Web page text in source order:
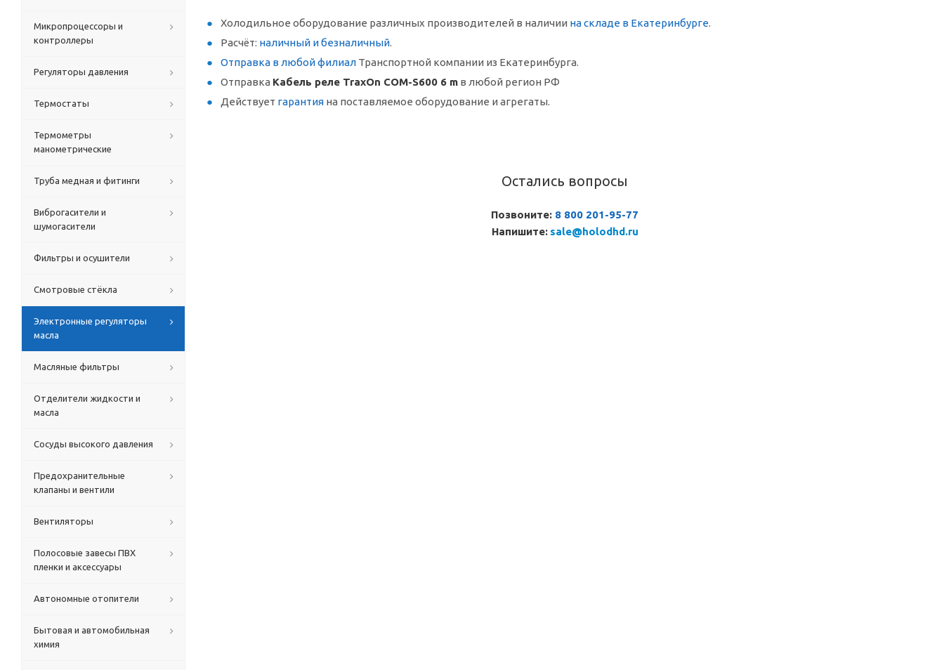
Холодильное оборудование различных производителей в наличии на складе в Екатеринбурге.
Расчёт: наличный и безналичный.
Отправка в любой филиал Транспортной компании из Екатеринбурга.
Отправка Кабель реле TraxOn COM-S600 6 m в любой регион РФ
Действует гарантия на поставляемое оборудование и агрегаты.
Остались вопросы
Позвоните: 8 800 201-95-77
Напишите: sale@holodhd.ru
Микропроцессоры и
контроллеры
Регуляторы давления
Термостаты
Термометры
манометрические
Труба медная и фитинги
Виброгасители и
шумогасители
Фильтры и осушители
Смотровые стёкла
Электронные регуляторы
масла
Масляные фильтры
Отделители жидкости и
масла
Сосуды высокого давления
Предохранительные
клапаны и вентили
Вентиляторы
Полосовые завесы ПВХ
пленки и аксессуары
Автономные отопители
Бытовая и автомобильная
химия